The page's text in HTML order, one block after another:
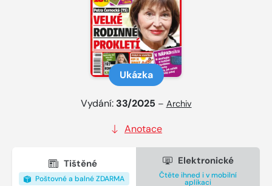
Ukázka
Vydání: 33/2025 – Archiv
Anotace
Tištěné
Poštovné a balné ZDARMA
Elektronické
Čtěte ihned i v mobilní
aplikaci